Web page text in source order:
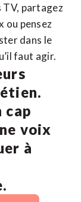
TV, partagez
ou pensez
dans le
faut agir.
cap
voix
à